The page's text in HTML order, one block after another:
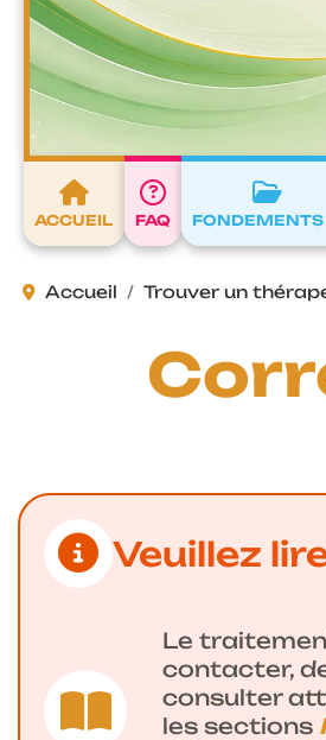
ACCUEIL FAQ FONDEMENTS
Accueil Trouver un
Veuillez
Le
contacter,
consulter
les sections